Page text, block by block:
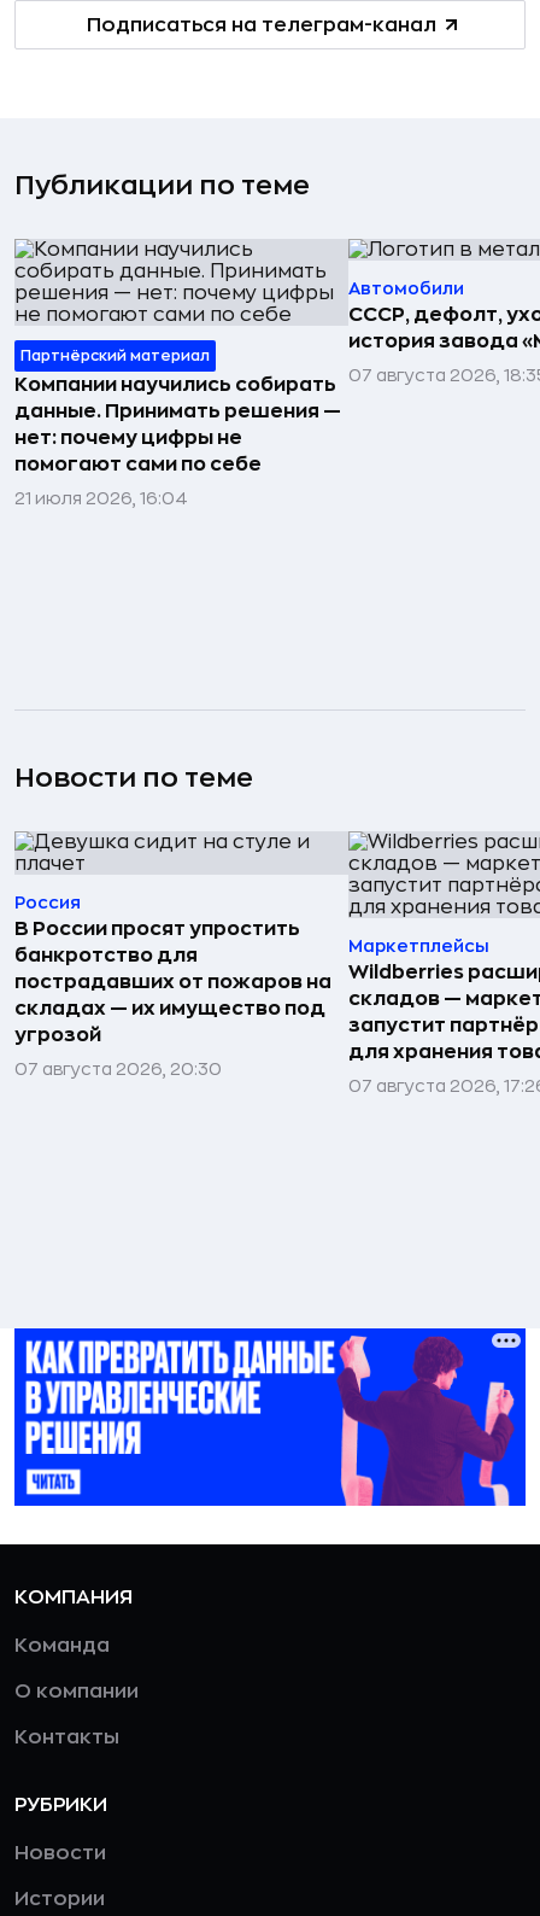
Подписаться на телеграм-канал
Публикации по теме
Партнёрский материал
Компании научились собирать
данные. Принимать решения —
нет: почему цифры не
помогают сами по себе
21 июля 2026, 16:04
Автомобили
СССР, дефолт,
история завода
07 августа 2026,
Новости по теме
Россия
В России просят упростить
банкротство для
пострадавших от пожаров на
складах — их имущество под
угрозой
07 августа 2026, 20:30
Маркетплейсы
Wildberries
складов —
запустит
для хранения
07 августа 2026,
КОМПАНИЯ
Команда
О компании
Контакты
РУБРИКИ
Новости
Истории